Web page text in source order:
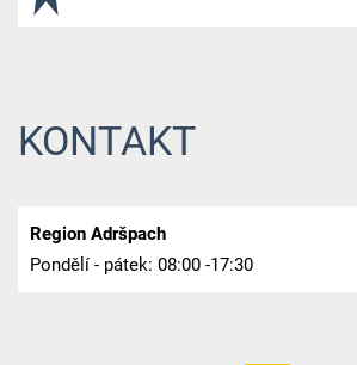
KONTAKT
Region Adršpach
Pondělí - pátek: 08:00 -17:30